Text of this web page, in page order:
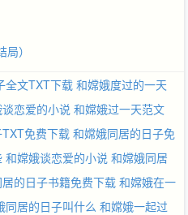
临天下。 PS1：后羿、二郎神、
脚才是王道！嫦娥：用我三生烟
次了啦！ PS2：已有百万老坑，
）
全文TXT下载 和嫦娥度过的一天
恋爱的小说 和嫦娥过一天范文
免费下载 和嫦娥同居的日子免
和嫦娥谈恋爱的小说 和嫦娥同居
的日子书籍免费下载 和嫦娥在一
同居的日子叫什么 和嫦娥一起过